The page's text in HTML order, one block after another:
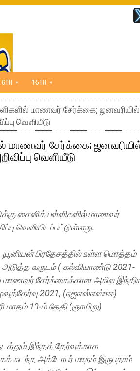
6TH » 1-5TH »
மாணவர் சேர்க்கை; ஜனவரியில்
வெளியீடு
மாணவர் சேர்க்கை;
வெளியீடு
சைனிக் பள்ளிகளில் மாணவர்
வெளியிடப்பட்டுள்ளது.
யூனியன் பிரதேசத்தில் உள்ள மொத்தம்
வருடம் ( கல்வியாண்டு 2021-
மாணவர் சேர்க்கைக்கான அகில
2021, (ஏஐஎஸ்எஸ்ஈஈ)
10-ம் தேதி (ஞாயிறு)
இந்தத் தேர்வுக்காக
கடந்த அக்டோபர் மாதம் இருபதாம்